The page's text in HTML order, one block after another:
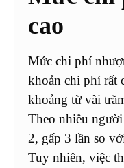
cao
Mức chi phí
khoản chi phí rất
khoảng từ vài
Theo nhiều
2, gấp 3 lần so
Tuy nhiên, việc